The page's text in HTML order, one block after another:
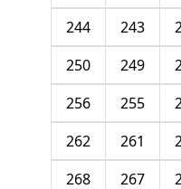
243
244
249
250
255
256
261
262
267
268